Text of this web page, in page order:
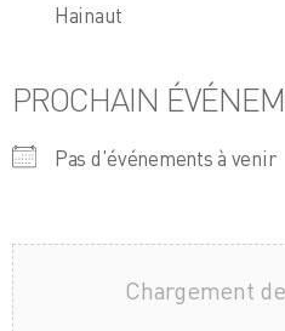
Hainaut
PROCHAIN
Pas d'événements à venir
Chargement